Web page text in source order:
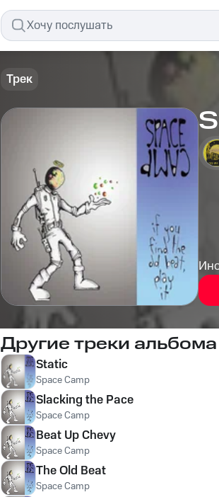
Трек
Другие треки альбома
Static
Space Camp
Slacking the Pace
Space Camp
Beat Up Chevy
Space Camp
The Old Beat
Space Camp